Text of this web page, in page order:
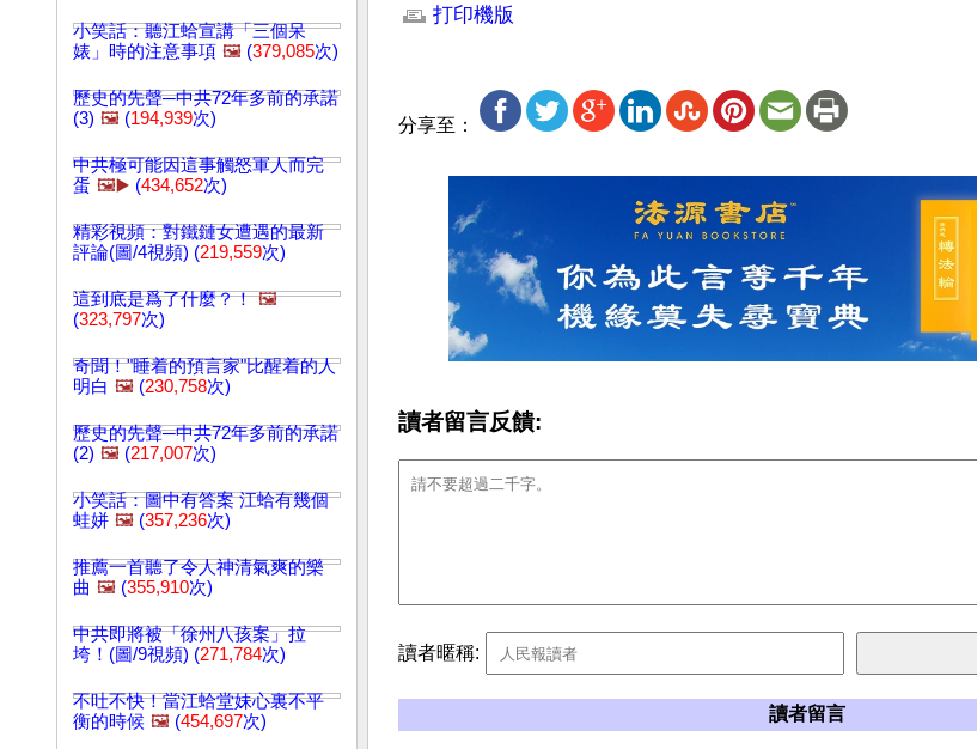
小笑話：聽江蛤宣講「三個呆
婊」時的注意事項 🖼️ (379,085次)
歷史的先聲─中共72年多前的承諾
(3) 🖼️ (194,939次)
中共極可能因這事觸怒軍人而完
蛋 🖼️▶️ (434,652次)
精彩視頻：對鐵鏈女遭遇的最新
評論(圖/4視頻) (219,559次)
這到底是爲了什麼？！ 🖼️
(323,797次)
奇聞！"睡着的預言家"比醒着的人
明白 🖼️ (230,758次)
歷史的先聲─中共72年多前的承諾
(2) 🖼️ (217,007次)
小笑話：圖中有答案 江蛤有幾個
蛙姘 🖼️ (357,236次)
推薦一首聽了令人神清氣爽的樂
曲 🖼️ (355,910次)
中共即將被「徐州八孩案」拉
垮！(圖/9視頻) (271,784次)
不吐不快！當江蛤堂妹心裏不平
衡的時候 🖼️ (454,697次)
打印機版
分享至：
讀者留言反饋:
讀者暱稱:
讀者留言